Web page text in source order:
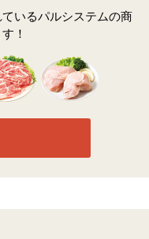
いるパルシステムの商
！